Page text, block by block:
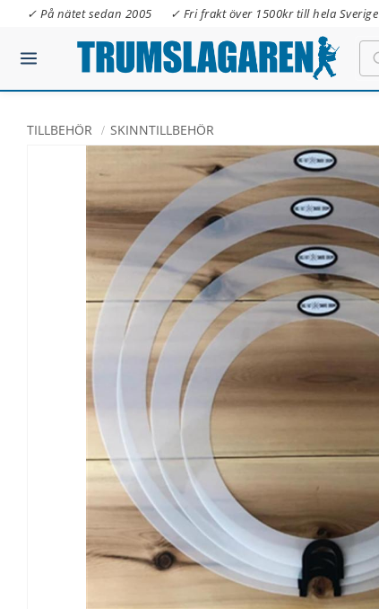
✓ På nätet sedan 2005 ✓ Fri frakt över 1500kr till hela Sverige
TILLBEHÖR SKINNTILLBEHÖR